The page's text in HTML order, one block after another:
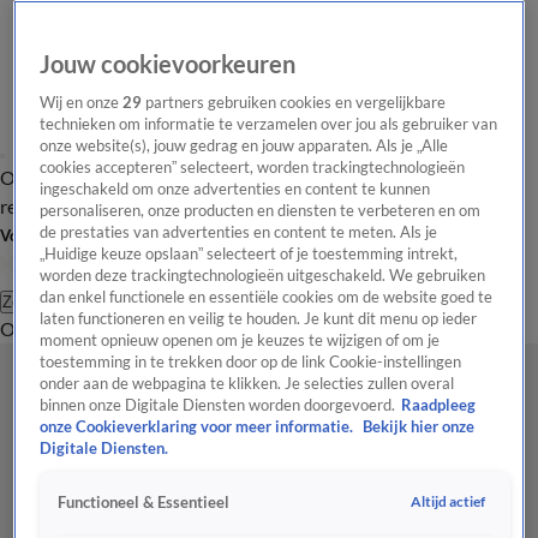
Overzicht Laatste nieuws Regionieuws Het beste van Hart
Tip de
redactie
Volg Hart van Nederland
Zoeken
OverzichtRegioUitzendingenWeerTip de redactiePanelVideo's
Jouw cookievoorkeuren
Wij en onze29 partners gebruiken cookies en vergelijkbare
technieken om informatie te verzamelen over jou als gebruiker van
onze website(s), jouw gedrag en jouw apparaten. Als je „Alle
cookies accepteren” selecteert, worden trackingtechnologieën
ingeschakeld om onze advertenties en content te kunnen
personaliseren, onze producten en diensten te verbeteren en om
de prestaties van advertenties en content te meten. Als je
„Huidige keuze opslaan” selecteert of je toestemming intrekt,
worden deze trackingtechnologieën uitgeschakeld. We gebruiken
dan enkel functionele en essentiële cookies om de website goed te
laten functioneren en veilig te houden. Je kunt dit menu op ieder
moment opnieuw openen om je keuzes te wijzigen of om je
toestemming in te trekken door op de link Cookie-instellingen
onder aan de webpagina te klikken. Je selecties zullen overal
binnen onze Digitale Diensten worden doorgevoerd. Raadpleeg
onze Cookieverklaring voor meer informatie.
Bekijk hier onze
Digitale Diensten.
Functioneel & Essentieel Altijd actief